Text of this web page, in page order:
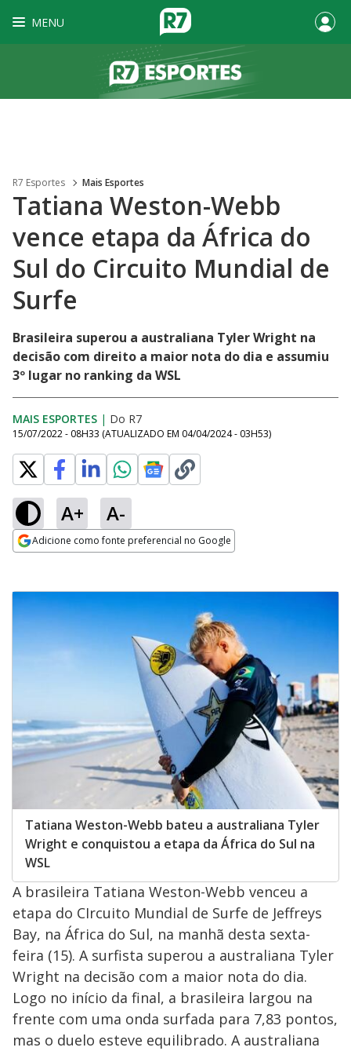
MENU
R7 Esportes Mais Esportes
Tatiana Weston-Webb
vence etapa da África do
Sul do Circuito Mundial de
Surfe
Brasileira superou a australiana Tyler Wright na
decisão com direito a maior nota do dia e assumiu
3º lugar no ranking da WSL
MAIS ESPORTES | Do R7
15/07/2022 - 08H33 (ATUALIZADO EM 04/04/2024 - 03H53)
A+ A-
Adicione como fonte preferencial no Google
Tatiana Weston-Webb bateu a australiana Tyler
Wright e conquistou a etapa da África do Sul na
WSL
A brasileira Tatiana Weston-Webb venceu a
etapa do CIrcuito Mundial de Surfe de Jeffreys
Bay, na África do Sul, na manhã desta sexta-
feira (15). A surfista superou a australiana Tyler
Wright na decisão com a maior nota do dia.
Logo no início da final, a brasileira largou na
frente com uma onda surfada para 7,83 pontos,
mas o duelo esteve equilibrado. A australiana